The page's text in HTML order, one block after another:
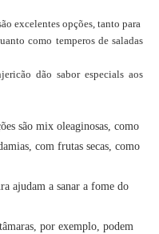
excelentes opções, tanto para
como temperos de saladas
dão sabor especials aos
são mix oleaginosas, como
com frutas secas, como
ajudam a sanar a fome do
por exemplo, podem